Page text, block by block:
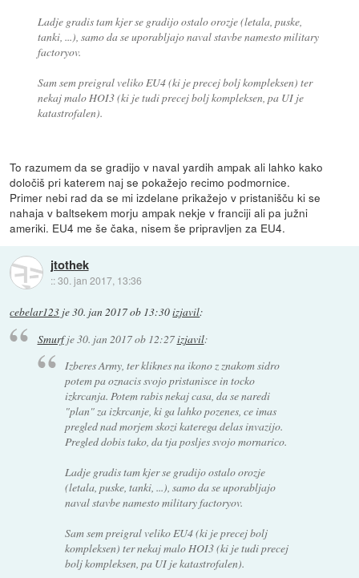
Ladje gradis tam kjer se gradijo ostalo orozje (letala, puske,
tanki, ...), samo da se uporabljajo naval stavbe namesto military
factoryov.
Sam sem preigral veliko EU4 (ki je precej bolj kompleksen) ter
nekaj malo HOI3 (ki je tudi precej bolj kompleksen, pa UI je
katastrofalen).
To razumem da se gradijo v naval yardih ampak ali lahko kako
določiš pri katerem naj se pokažejo recimo podmornice.
Primer nebi rad da se mi izdelane prikažejo v pristanišču ki se
nahaja v baltsekem morju ampak nekje v franciji ali pa južni
ameriki. EU4 me še čaka, nisem še pripravljen za EU4.
jtothek
::30. jan 2017, 13:36
cebelar123 je30. jan 2017 ob 13:30izjavil:
Smurfje30. jan 2017 ob 12:27izjavil:
Izberes Army, ter kliknes na ikono z znakom sidro
potem pa oznacis svojo pristanisce in tocko
izkrcanja. Potem rabis nekaj casa, da se naredi
"plan" za izkrcanje, ki ga lahko pozenes, ce imas
pregled nad morjem skozi katerega delas invazijo.
Pregled dobis tako, da tja posljes svojo mornarico.
Ladje gradis tam kjer se gradijo ostalo orozje
(letala, puske, tanki, ...), samo da se uporabljajo
naval stavbe namesto military factoryov.
Sam sem preigral veliko EU4 (ki je precej bolj
kompleksen) ter nekaj malo HOI3 (ki je tudi precej
bolj kompleksen, pa UI je katastrofalen).